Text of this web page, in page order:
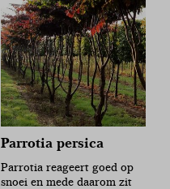
Parrotia persica
Parrotia reageert goed op
snoei en mede daarom zit